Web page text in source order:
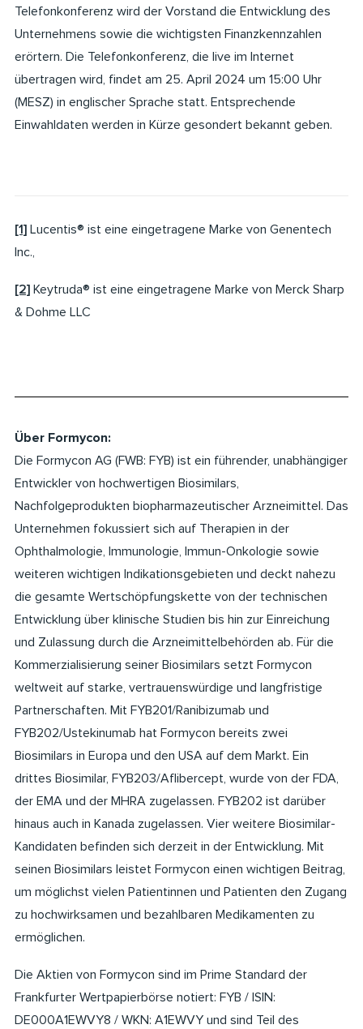
Telefonkonferenz wird der Vorstand die Entwicklung des
Unternehmens sowie die wichtigsten Finanzkennzahlen
erörtern. Die Telefonkonferenz, die live im Internet
übertragen wird, findet am 25. April 2024 um 15:00 Uhr
(MESZ) in englischer Sprache statt. Entsprechende
Einwahldaten werden in Kürze gesondert bekannt geben.
[1] Lucentis® ist eine eingetragene Marke von Genentech
Inc.,
[2] Keytruda® ist eine eingetragene Marke von Merck Sharp
& Dohme LLC
Über Formycon:
Die Formycon AG (FWB: FYB) ist ein führender, unabhängiger
Entwickler von hochwertigen Biosimilars,
Nachfolgeprodukten biopharmazeutischer Arzneimittel. Das
Unternehmen fokussiert sich auf Therapien in der
Ophthalmologie, Immunologie, Immun-Onkologie sowie
weiteren wichtigen Indikationsgebieten und deckt nahezu
die gesamte Wertschöpfungskette von der technischen
Entwicklung über klinische Studien bis hin zur Einreichung
und Zulassung durch die Arzneimittelbehörden ab. Für die
Kommerzialisierung seiner Biosimilars setzt Formycon
weltweit auf starke, vertrauenswürdige und langfristige
Partnerschaften. Mit FYB201/Ranibizumab und
FYB202/Ustekinumab hat Formycon bereits zwei
Biosimilars in Europa und den USA auf dem Markt. Ein
drittes Biosimilar, FYB203/Aflibercept, wurde von der FDA,
der EMA und der MHRA zugelassen. FYB202 ist darüber
hinaus auch in Kanada zugelassen. Vier weitere Biosimilar-
Kandidaten befinden sich derzeit in der Entwicklung. Mit
seinen Biosimilars leistet Formycon einen wichtigen Beitrag,
um möglichst vielen Patientinnen und Patienten den Zugang
zu hochwirksamen und bezahlbaren Medikamenten zu
ermöglichen.
Die Aktien von Formycon sind im Prime Standard der
Frankfurter Wertpapierbörse notiert: FYB / ISIN:
DE000A1EWVY8 / WKN: A1EWVY und sind Teil des